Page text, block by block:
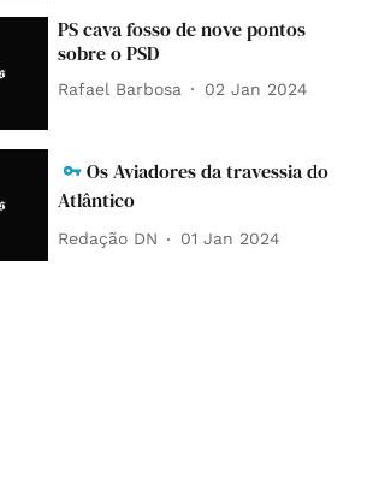
PS cava fosso de nove pontos
sobre o PSD
Rafael Barbosa 02 Jan 2024
Os Aviadores da travessia do
Atlântico
Redação DN 01 Jan 2024